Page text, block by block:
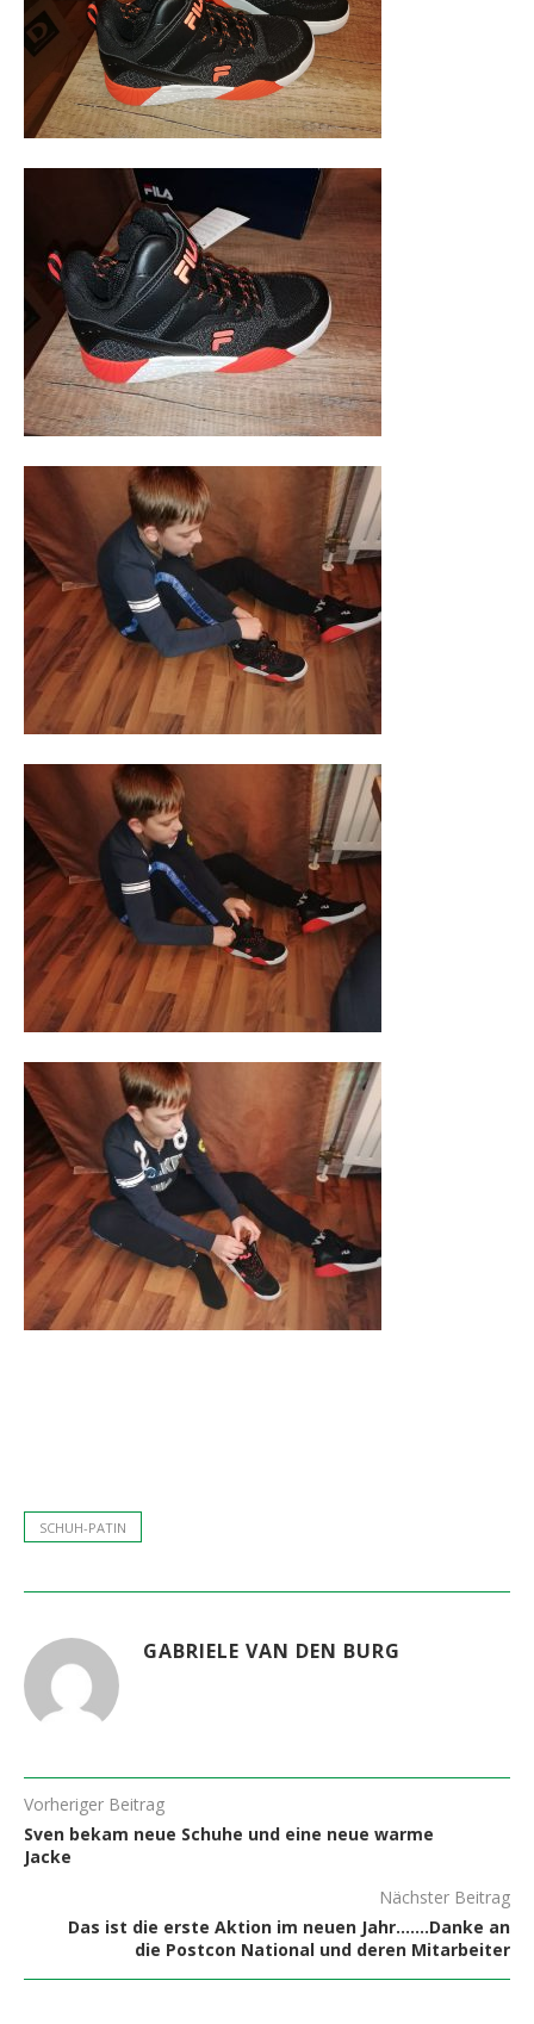
SCHUH-PATIN
GABRIELE VAN DEN BURG
Vorheriger Beitrag
Sven bekam neue Schuhe und eine neue warme
Jacke
Nächster Beitrag
Das ist die erste Aktion im neuen Jahr…….Danke an
die Postcon National und deren Mitarbeiter